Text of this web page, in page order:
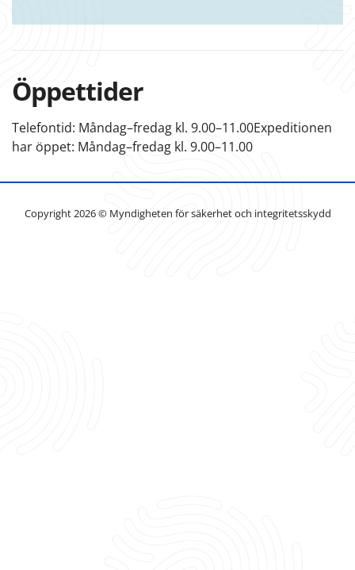
Öppettider
​Telefontid: Måndag–fredag kl. 9.00–11.00 ​Expeditionen
har öppet: Måndag–fredag kl. 9.00–11.00
Copyright 2026 © Myndigheten för säkerhet och integritetsskydd